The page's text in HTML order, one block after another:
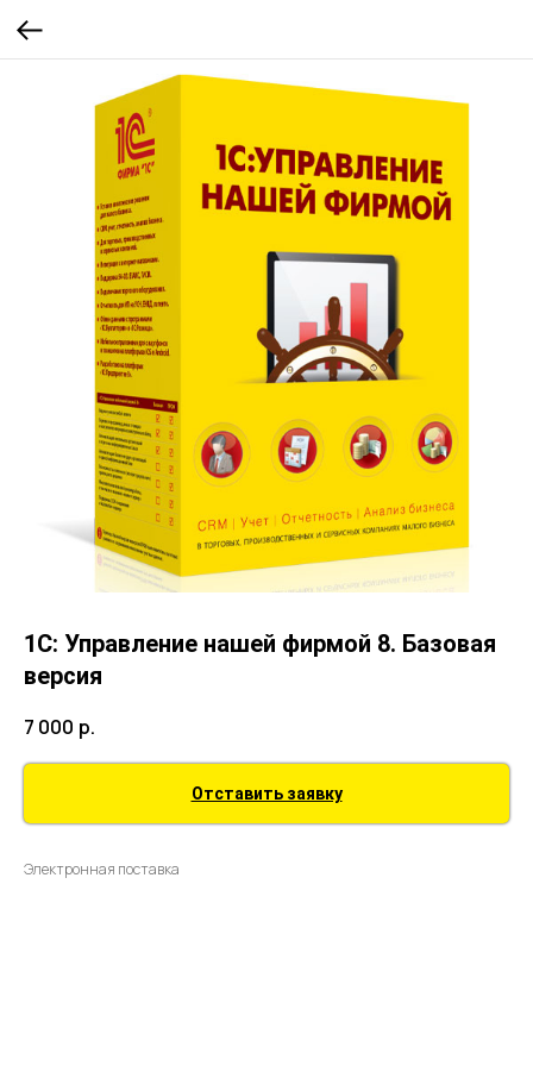
1С: Управление нашей фирмой 8. Базовая
версия
7 000 р.
Отставить заявку
Электронная поставка